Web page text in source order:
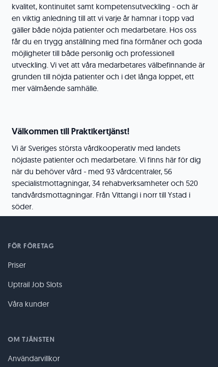
kvalitet, kontinuitet samt kompetensutveckling - och är
en viktig anledning till att vi varje år hamnar i topp vad
gäller både nöjda patienter och medarbetare. Hos oss
får du en trygg anställning med fina förmåner och goda
möjligheter till både personlig och professionell
utveckling. Vi vet att våra medarbetares välbefinnande är
grunden till nöjda patienter och i det långa loppet, ett
mer välmående samhälle.
Välkommen till Praktikertjänst!
Vi är Sveriges största vårdkooperativ med landets
nöjdaste patienter och medarbetare. Vi finns här för dig
när du behöver vård - med 93 vårdcentraler, 56
specialistmottagningar, 34 rehabverksamheter och 520
tandvårdsmottagningar. Från Vittangi i norr till Ystad i
söder.
FÖR FÖRETAG
Priser
Uptrail Job Slots
Våra kunder
OM TJÄNSTEN
Användarvillkor